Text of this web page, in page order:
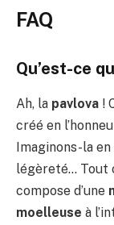
FAQ
Qu’est-ce
Ah, la pavlova !
créé en
Imaginons-la
légèreté… Tout
compose d’une
moelleuse à